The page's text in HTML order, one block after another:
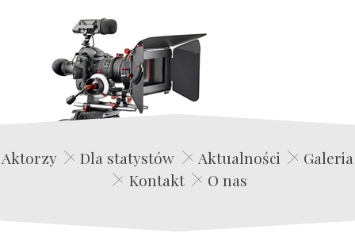
Edwin Film Agencja Aktorska
Aktorzy Dla statystów Aktualności
Galeria
Kontakt
O nas